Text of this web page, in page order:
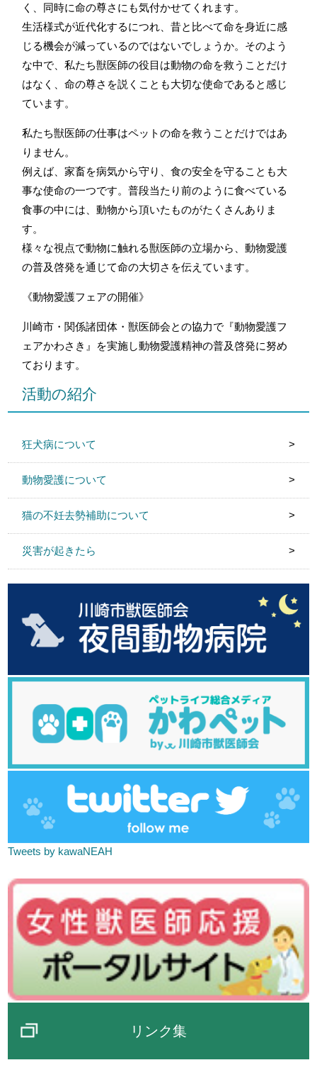
く、同時に命の尊さにも気付かせてくれます。
生活様式が近代化するにつれ、昔と比べて命を身近に感
じる機会が減っているのではないでしょうか。そのよう
な中で、私たち獣医師の役目は動物の命を救うことだけ
はなく、命の尊さを説くことも大切な使命であると感じ
ています。
私たち獣医師の仕事はペットの命を救うことだけではあ
りません。
例えば、家畜を病気から守り、食の安全を守ることも大
事な使命の一つです。普段当たり前のように食べている
食事の中には、動物から頂いたものがたくさんありま
す。
様々な視点で動物に触れる獣医師の立場から、動物愛護
の普及啓発を通じて命の大切さを伝えています。
《動物愛護フェアの開催》
川崎市・関係諸団体・獣医師会との協力で『動物愛護フ
ェアかわさき』を実施し動物愛護精神の普及啓発に努め
ております。
活動の紹介
狂犬病について
動物愛護について
猫の不妊去勢補助について
災害が起きたら
Tweets by kawaNEAH
リンク集